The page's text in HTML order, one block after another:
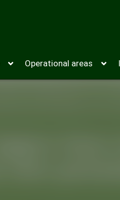
Operational areas